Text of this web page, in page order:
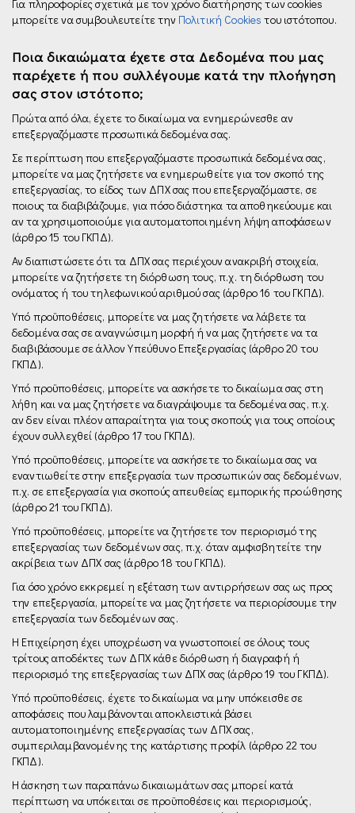
Για πληροφορίες σχετικά με τον χρόνο διατήρησης των cookies
μπορείτε να συμβουλευτείτε την Πολιτική Cookies του ιστότοπου.
Ποια δικαιώματα έχετε στα Δεδομένα που μας
παρέχετε ή που συλλέγουμε κατά την πλοήγηση
σας στον ιστότοπο;
Πρώτα από όλα, έχετε το δικαίωμα να ενημερώνεσθε αν
επεξεργαζόμαστε προσωπικά δεδομένα σας.
Σε περίπτωση που επεξεργαζόμαστε προσωπικά δεδομένα σας,
μπορείτε να μας ζητήσετε να ενημερωθείτε για τον σκοπό της
επεξεργασίας, το είδος των ΔΠΧ σας που επεξεργαζόμαστε, σε
ποιους τα διαβιβάζουμε, για πόσο διάστηκα τα αποθηκεύουμε και
αν τα χρησιμοποιούμε για αυτοματοποιημένη λήψη αποφάσεων
(άρθρο 15 του ΓΚΠΔ).
Αν διαπιστώσετε ότι τα ΔΠΧ σας περιέχουν ανακριβή στοιχεία,
μπορείτε να ζητήσετε τη διόρθωση τους, π.χ. τη διόρθωση του
ονόματος ή του τηλεφωνικού αριθμού σας (άρθρο 16 του ΓΚΠΔ).
Υπό προϋποθέσεις, μπορείτε να µας ζητήσετε να λάβετε τα
δεδομένα σας σε αναγνώσιμη μορφή ή να µας ζητήσετε να τα
διαβιβάσουμε σε άλλον Υπεύθυνο Επεξεργασίας (άρθρο 20 του
ΓΚΠΔ).
Υπό προϋποθέσεις, μπορείτε να ασκήσετε το δικαίωμα σας στη
λήθη και να µας ζητήσετε να διαγράψουμε τα δεδομένα σας, π.χ.
αν δεν είναι πλέον απαραίτητα για τους σκοπούς για τους οποίους
έχουν συλλεχθεί (άρθρο 17 του ΓΚΠΔ).
Υπό προϋποθέσεις, μπορείτε να ασκήσετε το δικαίωμα σας να
εναντιωθείτε στην επεξεργασία των προσωπικών σας δεδομένων,
π.χ. σε επεξεργασία για σκοπούς απευθείας εμπορικής προώθησης
(άρθρο 21 του ΓΚΠΔ).
Υπό προϋποθέσεις, μπορείτε να ζητήσετε τον περιορισμό της
επεξεργασίας των δεδομένων σας, π.χ. όταν αμφισβητείτε την
ακρίβεια των ΔΠΧ σας (άρθρο 18 του ΓΚΠΔ).
Για όσο χρόνο εκκρεμεί η εξέταση των αντιρρήσεων σας ως προς
την επεξεργασία, μπορείτε να µας ζητήσετε να περιορίσουμε την
επεξεργασία των δεδομένων σας.
Η Επιχείρηση έχει υποχρέωση να γνωστοποιεί σε όλους τους
τρίτους αποδέκτες των ΔΠΧ κάθε διόρθωση ή διαγραφή ή
περιορισμό της επεξεργασίας των ΔΠΧ σας (άρθρο 19 του ΓΚΠΔ).
Υπό προϋποθέσεις, έχετε το δικαίωμα να μην υπόκεισθε σε
αποφάσεις που λαμβάνονται αποκλειστικά βάσει
αυτοματοποιημένης επεξεργασίας των ΔΠΧ σας,
συμπεριλαμβανομένης της κατάρτισης προφίλ (άρθρο 22 του
ΓΚΠΔ).
Η άσκηση των παραπάνω δικαιωμάτων σας μπορεί κατά
περίπτωση να υπόκειται σε προϋποθέσεις και περιορισμούς,